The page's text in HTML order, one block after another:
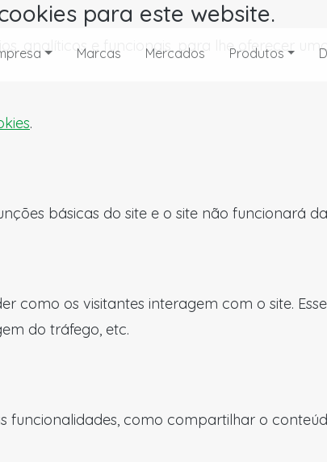
para este website.
analíticos e funcionais, para lhe oferecer
.
básicas do site e o site não funcionará
como os visitantes interagem com o site.
do tráfego, etc.
funcionalidades, como compartilhar o
Marcas Mercados Produtos